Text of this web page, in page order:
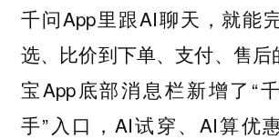
千问App里跟AI聊天，就能
选、比价到下单、支付、售后
宝App底部消息栏新增了“
手”入口，AI试穿、AI算优